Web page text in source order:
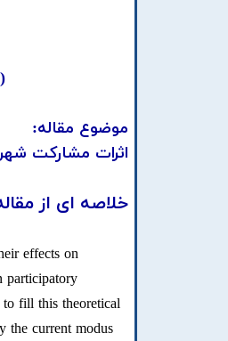
موضوع مقاله:
اثرات مشارکت
خلاصه ای از
effects on
participatory
fill this theoretical
the current modus